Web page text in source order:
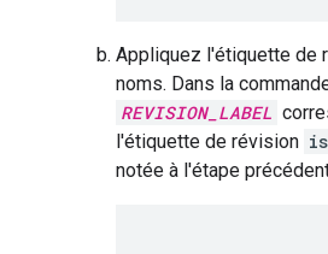
Appliquez l'étiquette de
noms. Dans la
REVISION_LABEL
l'étiquette de révision
notée à l'étape